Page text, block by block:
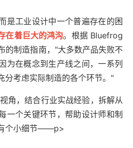
是工业设计中一个普遍存在的困
在着巨大的鸿沟。根据 Bluefrog
的制造指南，"大多数产品失败不
为在概念到生产线之间，一系列
分考虑实际制造的各个环节。"
角，结合行业实战经验，拆解从
一个关键环节，帮助设计师和制
个小细节——p>